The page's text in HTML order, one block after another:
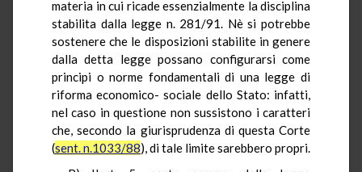
materia in cui ricade essenzialmente la disciplina
stabilita dalla legge n. 281/91. Nè si potrebbe
sostenere che le disposizioni stabilite in genere
dalla detta legge possano configurarsi come
principi o norme fondamentali di una legge di
riforma economico- sociale dello Stato: infatti,
nel caso in questione non sussistono i caratteri
che, secondo la giurisprudenza di questa Corte
(sent. n.1033/88), di tale limite sarebbero propri.